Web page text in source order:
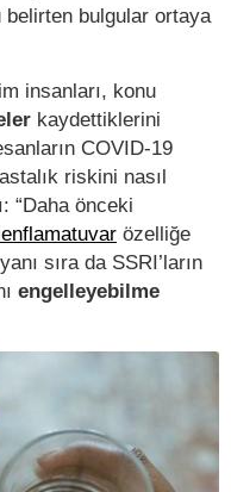
belirten bulgular ortaya
insanları, konu
kaydettiklerini
COVID-19
riskini nasıl
“Daha önceki
özelliğe
sıra da SSRI’ların
engelleyebilme